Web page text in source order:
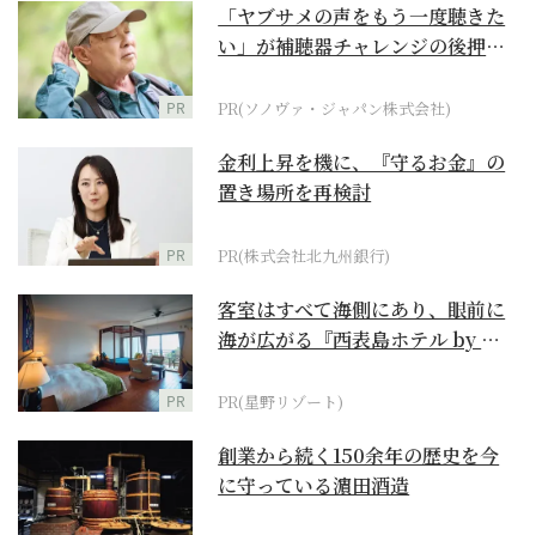
PR
「ヤブサメの声をもう一度聴きた
い」が補聴器チャレンジの後押し
PR(ソノヴァ・ジャパン株式会社)
PR
金利上昇を機に、『守るお金』の
置き場所を再検討
PR(株式会社北九州銀行)
PR
客室はすべて海側にあり、眼前に
海が広がる『西表島ホテル by 星
PR(星野リゾート)
創業から続く150余年の歴史を今
に守っている濵田酒造